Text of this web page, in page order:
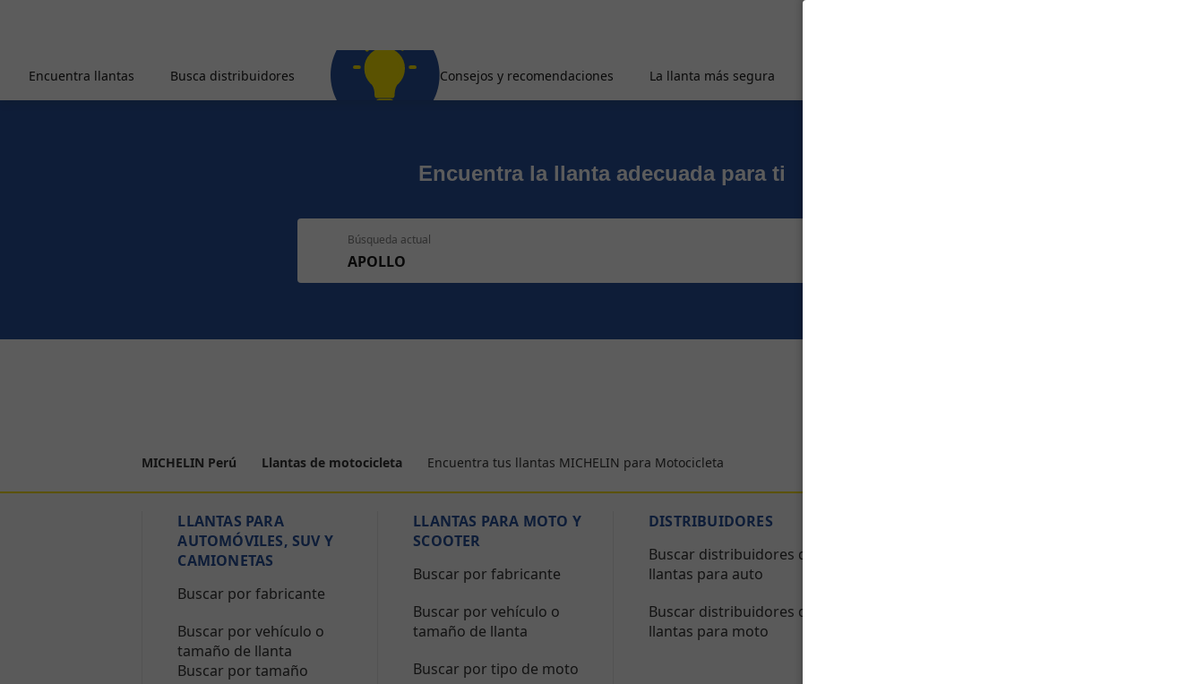
Encuentra llantas Busca distribuidores Consejos y recomendaciones La llanta más segura
Encuentra la llanta adecuada para ti
Búsqueda actual
APOLLO
MICHELIN Perú Llantas de motocicleta Encuentra tus llantas MICHELIN para Motocicleta
LLANTAS PARA
AUTOMÓVILES, SUV Y
CAMIONETAS
Buscar por fabricante
Buscar por vehículo o
tamaño de llanta
Buscar por tamaño
LLANTAS PARA MOTO Y
SCOOTER
Buscar por fabricante
Buscar por vehículo o
tamaño de llanta
Buscar por tipo de moto
DISTRIBUIDORES
Buscar distribuidores de
llantas para auto
Buscar distribuidores de
llantas para moto